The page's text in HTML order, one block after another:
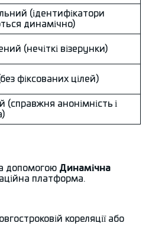
(ідентифікатори
динамічно)
(нечіткі візерунки)
фіксованих цілей)
(справжня анонімність і
допомогою Динамічна
платформа.
кореляції або